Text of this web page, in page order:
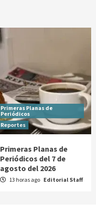
Primeras Planas de
Periódicos
Reportes
Primeras Planas de
Periódicos del 7 de
agosto del 2026
13 horas ago Editorial Staff